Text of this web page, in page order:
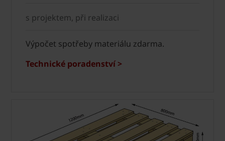
s projektem, při realizaci
Výpočet spotřeby materiálu zdarma.
Technické poradenství >